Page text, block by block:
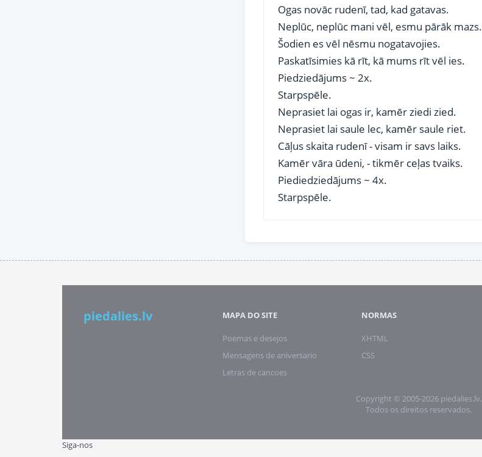
Ogas novāc rudenī, tad, kad gatavas.
Neplūc, neplūc mani vēl, esmu pārāk mazs.
Šodien es vēl nēsmu nogatavojies.
Paskatīsimies kā rīt, kā mums rīt vēl ies.
Piedziedājums ~ 2x.
Starpspēle.
Neprasiet lai ogas ir, kamēr ziedi zied.
Neprasiet lai saule lec, kamēr saule riet.
Cāļus skaita rudenī - visam ir savs laiks.
Kamēr vāra ūdeni, - tikmēr ceļas tvaiks.
Piediedziedājums ~ 4x.
Starpspēle.
piedalies.lv MAPA DO SITE
Poemas e desejos
Mensagens de aniversario
Letras de cancoes
NORMAS
XHTML
CSS
Copyright © 2005-2026 piedalies.lv.
Todos os direitos reservados.
Siga-nos